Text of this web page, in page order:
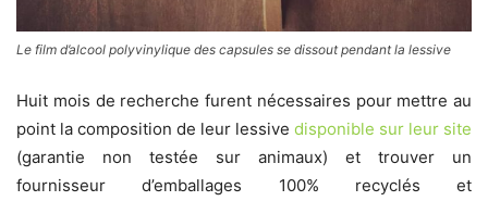
Le film d’alcool polyvinylique des capsules se dissout pendant la lessive
Huit mois de recherche furent nécessaires pour mettre au
point la composition de leur lessive disponible sur leur site
(garantie non testée sur animaux) et trouver un
fournisseur d’emballages 100% recyclés et